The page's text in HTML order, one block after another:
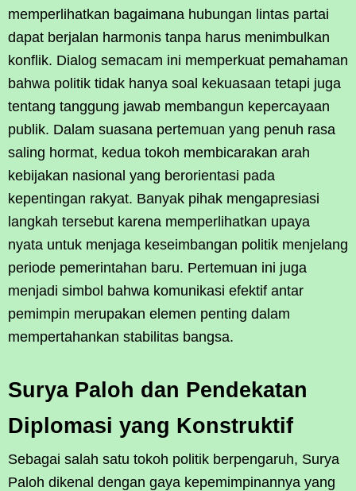
memperlihatkan bagaimana hubungan lintas partai
dapat berjalan harmonis tanpa harus menimbulkan
konflik. Dialog semacam ini memperkuat pemahaman
bahwa politik tidak hanya soal kekuasaan tetapi juga
tentang tanggung jawab membangun kepercayaan
publik. Dalam suasana pertemuan yang penuh rasa
saling hormat, kedua tokoh membicarakan arah
kebijakan nasional yang berorientasi pada
kepentingan rakyat. Banyak pihak mengapresiasi
langkah tersebut karena memperlihatkan upaya
nyata untuk menjaga keseimbangan politik menjelang
periode pemerintahan baru. Pertemuan ini juga
menjadi simbol bahwa komunikasi efektif antar
pemimpin merupakan elemen penting dalam
mempertahankan stabilitas bangsa.
Surya Paloh dan Pendekatan
Diplomasi yang Konstruktif
Sebagai salah satu tokoh politik berpengaruh, Surya
Paloh dikenal dengan gaya kepemimpinannya yang